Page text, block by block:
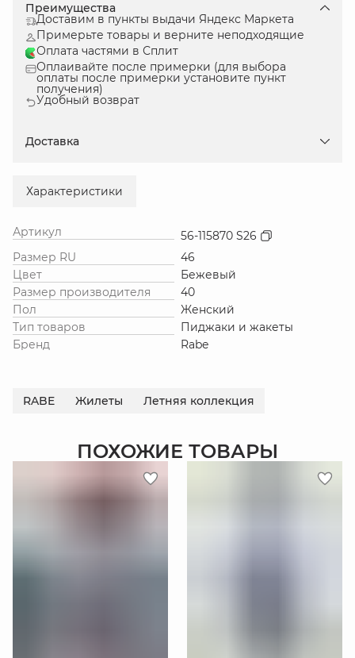
Преимущества
Доставим в пункты выдачи Яндекс Маркета
Примерьте товары и верните неподходящие
Оплата частями в Сплит
Оплаивайте после примерки (для выбора
оплаты после примерки установите пункт
получения)
Удобный возврат
Доставка
Характеристики
Артикул
56-115870 S26
Размер RU
46
Цвет
Бежевый
Размер производителя
40
Пол
Женский
Тип товаров
Пиджаки и жакеты
Бренд
Rabe
RABE Жилеты Летняя коллекция
ПОХОЖИЕ ТОВАРЫ